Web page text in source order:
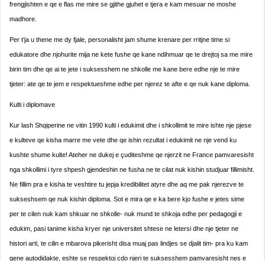
frengjishten e qe e flas me mire se gjithe gjuhet e tjera e kam mesuar ne moshe
madhore.
Per t’ja u thene me dy fjale, personalisht jam shume krenare per rritjne time si
edukatore dhe njohurite mija ne kete fushe qe kane ndihmuar qe te drejtoj sa me mire
birin tim dhe qe ai te jete i suksesshem ne shkolle me kane bere edhe nje te mire
tjeter: ate qe te jem e respektueshme edhe per njerez te afte e qe nuk kane diploma.
Kulti i diplomave
Kur lash Shqiperine ne vitin 1990 kulti i edukimit dhe i shkollimit te mire ishte nje pjese
e kulteve qe kisha marre me vete dhe qe ishin rezultat i edukimit ne nje vend ku
kushte shume kulte! Ateher ne dukej e çuditeshme qe njerzit ne France pamvaresisht
nga shkollimi i tyre shpesh gjendeshin ne fusha ne te cilat nuk kishin studjuar fillimisht.
Ne fillim pra e kisha te veshtire tu jepja kredibilitet atyre dhe aq me pak njerezve te
sukseshsem qe nuk kishin diploma. Sot e mira qe e ka bere kjo fushe e jetes sime
per te cilen nuk kam shkuar ne shkolle- nuk mund te shkoja edhe per pedagogji e
edukim, pasi tanime kisha kryer nje universitet shtese ne letersi dhe nje tjeter ne
histori arti, te cilin e mbarova pikerisht disa muaj pas lindjes se djalit tim- pra ku kam
qene autodidakte, eshte se respektoj cdo njeri te suksesshem pamvaresisht nes e